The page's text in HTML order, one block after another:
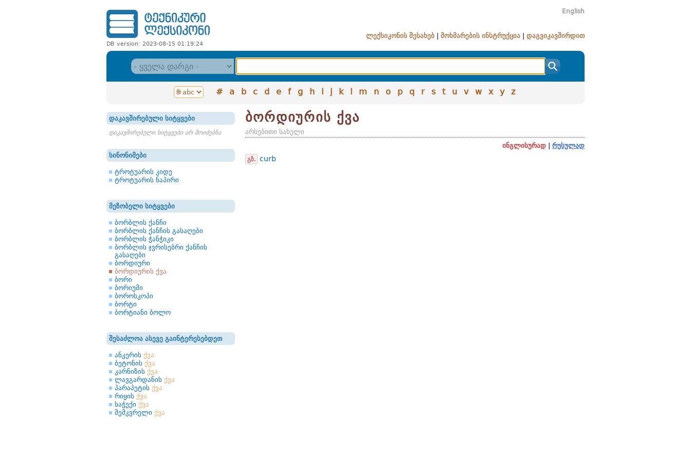
DB version: 2023-08-15 01:19:24
English
ლექსიკონის შესახებ მოხმარების ინსტრუქცია დაგვიკავშირდით
# a b c d e f g h i j k l m n o p q r s t u v w x y z
დაკავშირებული სიტყვები
დაკავშირებული სიტყვები არ მოიძებნა
სინონიმები
ტროტუარის კიდე
ტროტუარის ნაპირი
მეზობელი სიტყვები
ბორბლის ქანჩი
ბორბლის ქანჩის გასაღები
ბორბლის ჭანჭიკი
ბორბლის ჯვრისებრი ქანჩის
გასაღები
ბორდიური
ბორდიურის ქვა
ბორი
ბორიუმი
ბოროსკოპი
ბორტი
ბორტიანი ბოლო
შესაძლოა ასევე გაინტერესებდეთ
ანკერის ქვა
ბეტონის ქვა
კარნიზის ქვა
ლავგარდანის ქვა
პარაპეტის ქვა
რიყის ქვა
საჭექი ქვა
შემკვრელი ქვა
ბორდიურის ქვა
არსებითი სახელი
ინგლისურად
რუსულად
გზ. curb